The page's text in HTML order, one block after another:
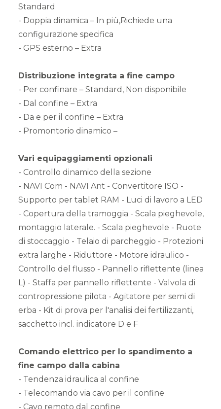
Standard
- Doppia dinamica – In più,Richiede una
configurazione specifica
- GPS esterno – Extra
Distribuzione integrata a fine campo
- Per confinare – Standard, Non disponibile
- Dal confine – Extra
- Da e per il confine – Extra
- Promontorio dinamico –
Vari equipaggiamenti opzionali
- Controllo dinamico della sezione
- NAVI Com - NAVI Ant - Convertitore ISO -
Supporto per tablet RAM - Luci di lavoro a LED
- Copertura della tramoggia - Scala pieghevole,
montaggio laterale. - Scala pieghevole - Ruote
di stoccaggio - Telaio di parcheggio - Protezioni
extra larghe - Riduttore - Motore idraulico -
Controllo del flusso - Pannello riflettente (linea
L) - Staffa per pannello riflettente - Valvola di
contropressione pilota - Agitatore per semi di
erba - Kit di prova per l'analisi dei fertilizzanti,
sacchetto incl. indicatore D e F
Comando elettrico per lo spandimento a
fine campo dalla cabina
- Tendenza idraulica al confine
- Telecomando via cavo per il confine
- Cavo remoto dal confine